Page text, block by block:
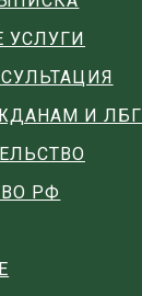
УСЛУГИ
И ЛБГ
РФ